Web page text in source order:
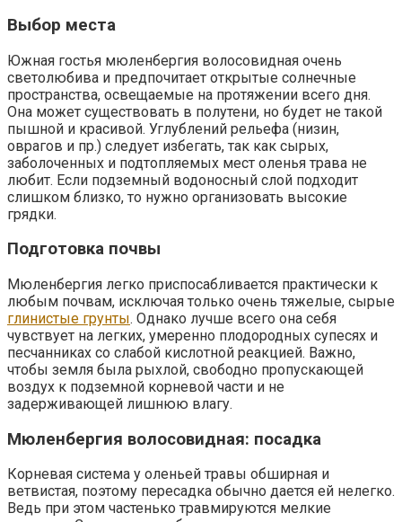
Выбор места
Южная гостья мюленбергия волосовидная очень
светолюбива и предпочитает открытые солнечные
пространства, освещаемые на протяжении всего дня.
Она может существовать в полутени, но будет не такой
пышной и красивой. Углублений рельефа (низин,
оврагов и пр.) следует избегать, так как сырых,
заболоченных и подтопляемых мест оленья трава не
любит. Если подземный водоносный слой подходит
слишком близко, то нужно организовать высокие
грядки.
Подготовка почвы
Мюленбергия легко приспосабливается практически к
любым почвам, исключая только очень тяжелые, сырые
глинистые грунты. Однако лучше всего она себя
чувствует на легких, умеренно плодородных супесях и
песчанниках со слабой кислотной реакцией. Важно,
чтобы земля была рыхлой, свободно пропускающей
воздух к подземной корневой части и не
задерживающей лишнюю влагу.
Мюленбергия волосовидная: посадка
Корневая система у оленьей травы обширная и
ветвистая, поэтому пересадка обычно дается ей нелегко.
Ведь при этом частенько травмируются мелкие